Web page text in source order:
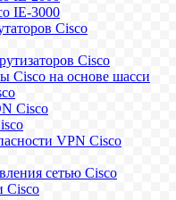
IE-3000
Cisco
Cisco
Cisco на основе шасси
Cisco
VPN Cisco
сетью Cisco
Cisco